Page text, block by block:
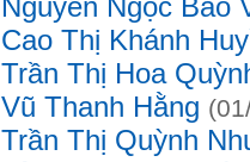
Nguyễn Ngọc Bảo
Cao Thị Khánh
Trần Thị Hoa
Vũ Thanh Hằng
Trần Thị Quỳnh